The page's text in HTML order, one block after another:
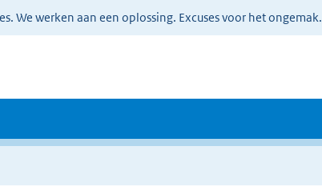
We werken aan een oplossing. Excuses voor het ongemak.